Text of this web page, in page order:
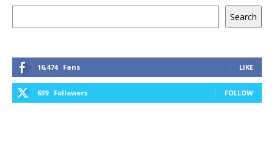
Search
16,474 Fans LIKE
639 Followers FOLLOW